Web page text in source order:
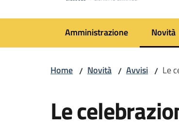
Amministrazione Novità
Menu
Home / Novità / Avvisi / Le
Le